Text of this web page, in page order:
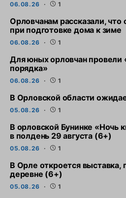
06.08.26 1
Орловчанам рассказали, что
при подготовке дома к зиме
06.08.26 1
Для юных орловчан провели
порядка»
06.08.26 1
В Орловской области
05.08.26 1
В орловской Бунинке «Ночь
в полдень 29 августа (6+)
05.08.26 1
В Орле откроется выставка,
деревне (6+)
05.08.26 1